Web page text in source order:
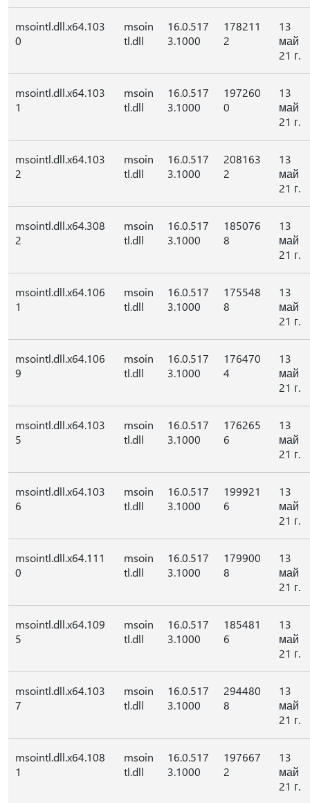
msointl.dll.x64.103
0
msoin
tl.dll
16.0.517
3.1000
178211
2
13
май
21 г.
msointl.dll.x64.103
1
msoin
tl.dll
16.0.517
3.1000
197260
0
13
май
21 г.
msointl.dll.x64.103
2
msoin
tl.dll
16.0.517
3.1000
208163
2
13
май
21 г.
msointl.dll.x64.308
2
msoin
tl.dll
16.0.517
3.1000
185076
8
13
май
21 г.
msointl.dll.x64.106
1
msoin
tl.dll
16.0.517
3.1000
175548
8
13
май
21 г.
msointl.dll.x64.106
9
msoin
tl.dll
16.0.517
3.1000
176470
4
13
май
21 г.
msointl.dll.x64.103
5
msoin
tl.dll
16.0.517
3.1000
176265
6
13
май
21 г.
msointl.dll.x64.103
6
msoin
tl.dll
16.0.517
3.1000
199921
6
13
май
21 г.
msointl.dll.x64.111
0
msoin
tl.dll
16.0.517
3.1000
179900
8
13
май
21 г.
msointl.dll.x64.109
5
msoin
tl.dll
16.0.517
3.1000
185481
6
13
май
21 г.
msointl.dll.x64.103
7
msoin
tl.dll
16.0.517
3.1000
294480
8
13
май
21 г.
msointl.dll.x64.108
1
msoin
tl.dll
16.0.517
3.1000
197667
2
13
май
21 г.